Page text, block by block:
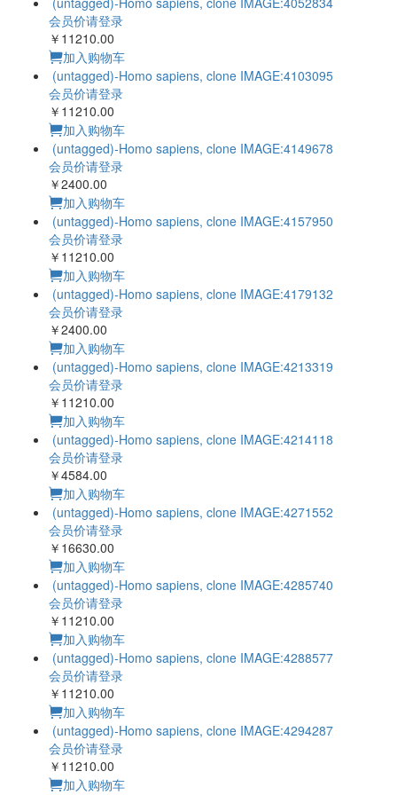
会员价请登录
￥11210.00
加入购物车
(untagged)-Homo sapiens, clone IMAGE:4103095
会员价请登录
￥11210.00
加入购物车
(untagged)-Homo sapiens, clone IMAGE:4149678
会员价请登录
￥2400.00
加入购物车
(untagged)-Homo sapiens, clone IMAGE:4157950
会员价请登录
￥11210.00
加入购物车
(untagged)-Homo sapiens, clone IMAGE:4179132
会员价请登录
￥2400.00
加入购物车
(untagged)-Homo sapiens, clone IMAGE:4213319
会员价请登录
￥11210.00
加入购物车
(untagged)-Homo sapiens, clone IMAGE:4214118
会员价请登录
￥4584.00
加入购物车
(untagged)-Homo sapiens, clone IMAGE:4271552
会员价请登录
￥16630.00
加入购物车
(untagged)-Homo sapiens, clone IMAGE:4285740
会员价请登录
￥11210.00
加入购物车
(untagged)-Homo sapiens, clone IMAGE:4288577
会员价请登录
￥11210.00
加入购物车
(untagged)-Homo sapiens, clone IMAGE:4294287
会员价请登录
￥11210.00
加入购物车